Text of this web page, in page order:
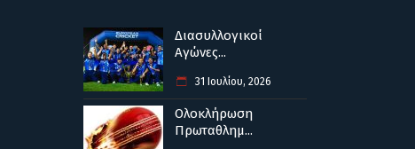
Διασυλλογικοί
Αγώνες...
31 Ιουλίου, 2026
Ολοκλήρωση
Πρωταθλημ...